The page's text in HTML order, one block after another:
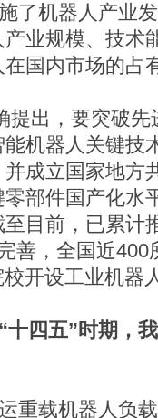
了机器人产业
业规模、技术
国内市场的占
出，要突破先
机器人关键技
成立国家地方
部件国产化水
目前，已累计
善，全国近400
开设工业机器
四五”时期，
载机器人负